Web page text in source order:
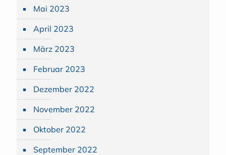
Mai 2023
April 2023
März 2023
Februar 2023
Dezember 2022
November 2022
Oktober 2022
September 2022